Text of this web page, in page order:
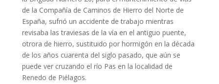
de la Compañía de Caminos de Hierro del Norte de
España, sufrió un accidente de trabajo mientras
revisaba las traviesas de la vía en el antiguo puente,
otrora de hierro, sustituido por hormigón en la década
de los años cuarenta del siglo pasado, que aún se
puede ver cruzando el río Pas en la localidad de
Renedo de Piélagos.